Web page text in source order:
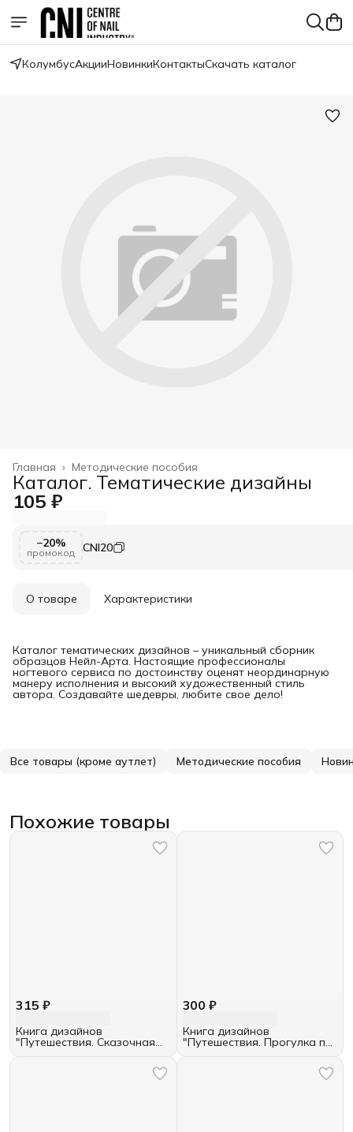
КолумбусАкцииНовинкиКонтактыСкачать каталог
Методические пособия
Главная ›
Каталог. Тематические дизайны
105 ₽
−20%
промокод CNI20
О товаре Характеристики
Каталог тематических дизайнов – уникальный сборник
образцов Нейл-Арта. Настоящие профессионалы
ногтевого сервиса по достоинству оценят неординарную
манеру исполнения и высокий художественный стиль
автора. Создавайте шедевры, любите свое дело!
Все товары (кроме аутлет) Методические пособия
Похожие товары
315 ₽
Книга дизайнов
"Путешествия. Сказочная
300 ₽
Книга дизайнов
"Путешествия. Прогулка по